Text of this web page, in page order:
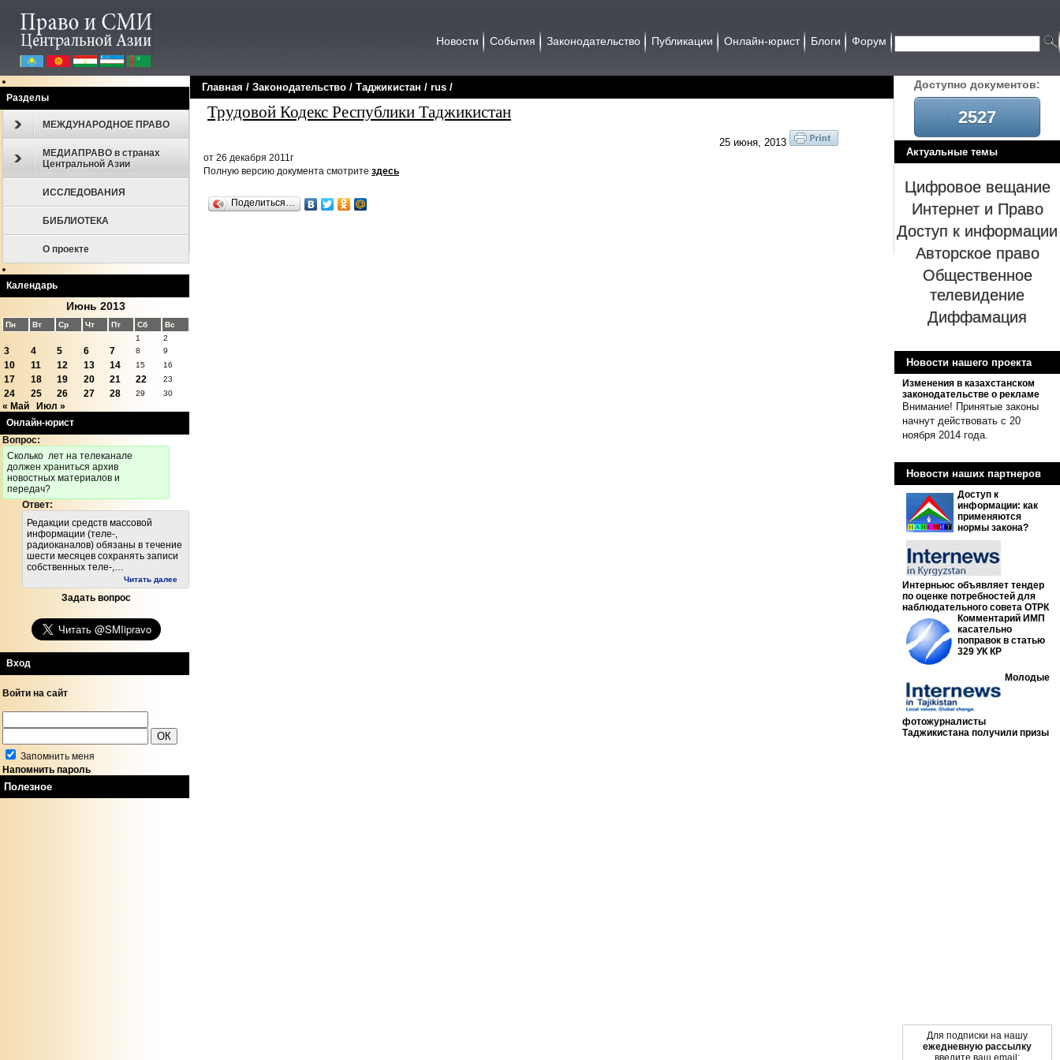
Новости События Законодательство Публикации Онлайн-юрист Блоги Форум
Доcтупно документов:
2527
Актуальные темы
Цифровое вещание
Интернет и Право
Доступ к информации
Авторское право
Общественное
телевидение
Диффамация
Новости нашего проекта
Изменения в казахстанском
законодательстве о рекламе
Внимание! Принятые законы
начнут действовать с 20
ноября 2014 года.
Новости наших партнеров
Доступ к
информации: как
применяются
нормы закона?
Интерньюс объявляет тендер
по оценке потребностей для
наблюдательного совета ОТРК
Комментарий ИМП
касательно
поправок в статью
329 УК КР
Молодые
фотожурналисты
Таджикистана получили призы
Для подписки на нашу
ежедневную рассылку
введите ваш email:
Разделы
МЕЖДУНАРОДНОЕ ПРАВО
МЕДИАПРАВО в странах
Центральной Азии
ИССЛЕДОВАНИЯ
БИБЛИОТЕКА
О проекте
Календарь
Июнь 2013
Пн Вт Ср Чт Пт Сб
Вс
1
2
3 4 5 6 7 8 9
10 11 12 13 14 15 16
17 18 19 20 21 22 23
24 25 26 27 28 29 30
« Май
Июл »
Онлайн-юрист
Вопрос:
Cколько лет на телеканале
должен храниться архив
новостных материалов и
передач?
Ответ:
Редакции средств массовой
информации (теле-,
радиоканалов) обязаны в течение
шести месяцев сохранять записи
собственных теле-,…
Читать далее
Задать вопрос
Вход
Войти на сайт
Запомнить меня
Напомнить пароль
Полезное
Главная / Законодательcтво / Таджикистан / rus /
Трудовой Кодекс Республики Таджикистан
25 июня, 2013
от 26 декабря 2011г
Полную версию документа смотрите здесь
Поделиться…